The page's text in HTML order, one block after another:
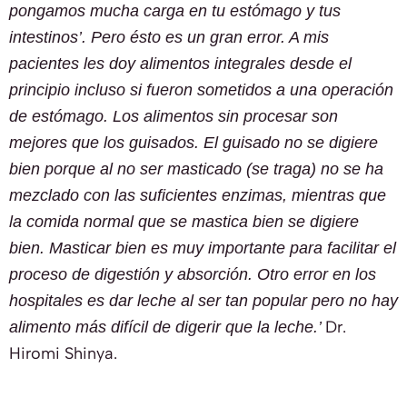
pongamos mucha carga en tu estómago y tus
intestinos’. Pero ésto es un gran error. A mis
pacientes les doy alimentos integrales desde el
principio incluso si fueron sometidos a una operación
de estómago. Los alimentos sin procesar son
mejores que los guisados. El guisado no se digiere
bien porque al no ser masticado (se traga) no se ha
mezclado con las suficientes enzimas, mientras que
la comida normal que se mastica bien se digiere
bien. Masticar bien es muy importante para facilitar el
proceso de digestión y absorción. Otro error en los
hospitales es dar leche al ser tan popular pero no hay
alimento más difícil de digerir que la leche.’ Dr.
Hiromi Shinya.